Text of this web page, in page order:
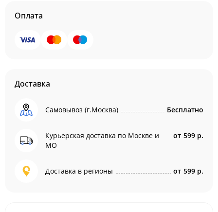
Оплата
Доставка
Самовывоз (г.Москва) Бесплатно
Курьерская доставка по Москве и
МО
от 599 р.
Доставка в регионы от 599 р.